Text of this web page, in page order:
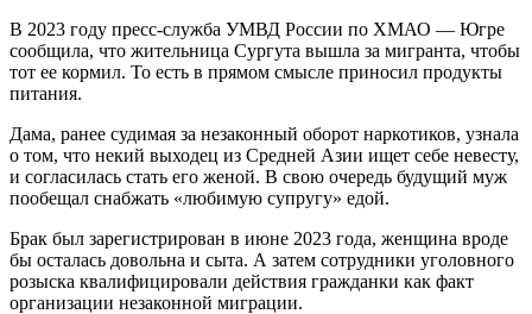
В 2023 году пресс-служба УМВД России по ХМАО — Югре
сообщила, что жительница Сургута вышла за мигранта, чтобы
тот ее кормил. То есть в прямом смысле приносил продукты
питания.
Дама, ранее судимая за незаконный оборот наркотиков, узнала
о том, что некий выходец из Средней Азии ищет себе невесту,
и согласилась стать его женой. В свою очередь будущий муж
пообещал снабжать «любимую супругу» едой.
Брак был зарегистрирован в июне 2023 года, женщина вроде
бы осталась довольна и сыта. А затем сотрудники уголовного
розыска квалифицировали действия гражданки как факт
организации незаконной миграции.